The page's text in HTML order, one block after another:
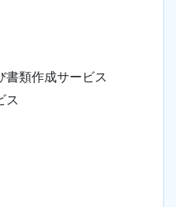
書類作成サービス
ス